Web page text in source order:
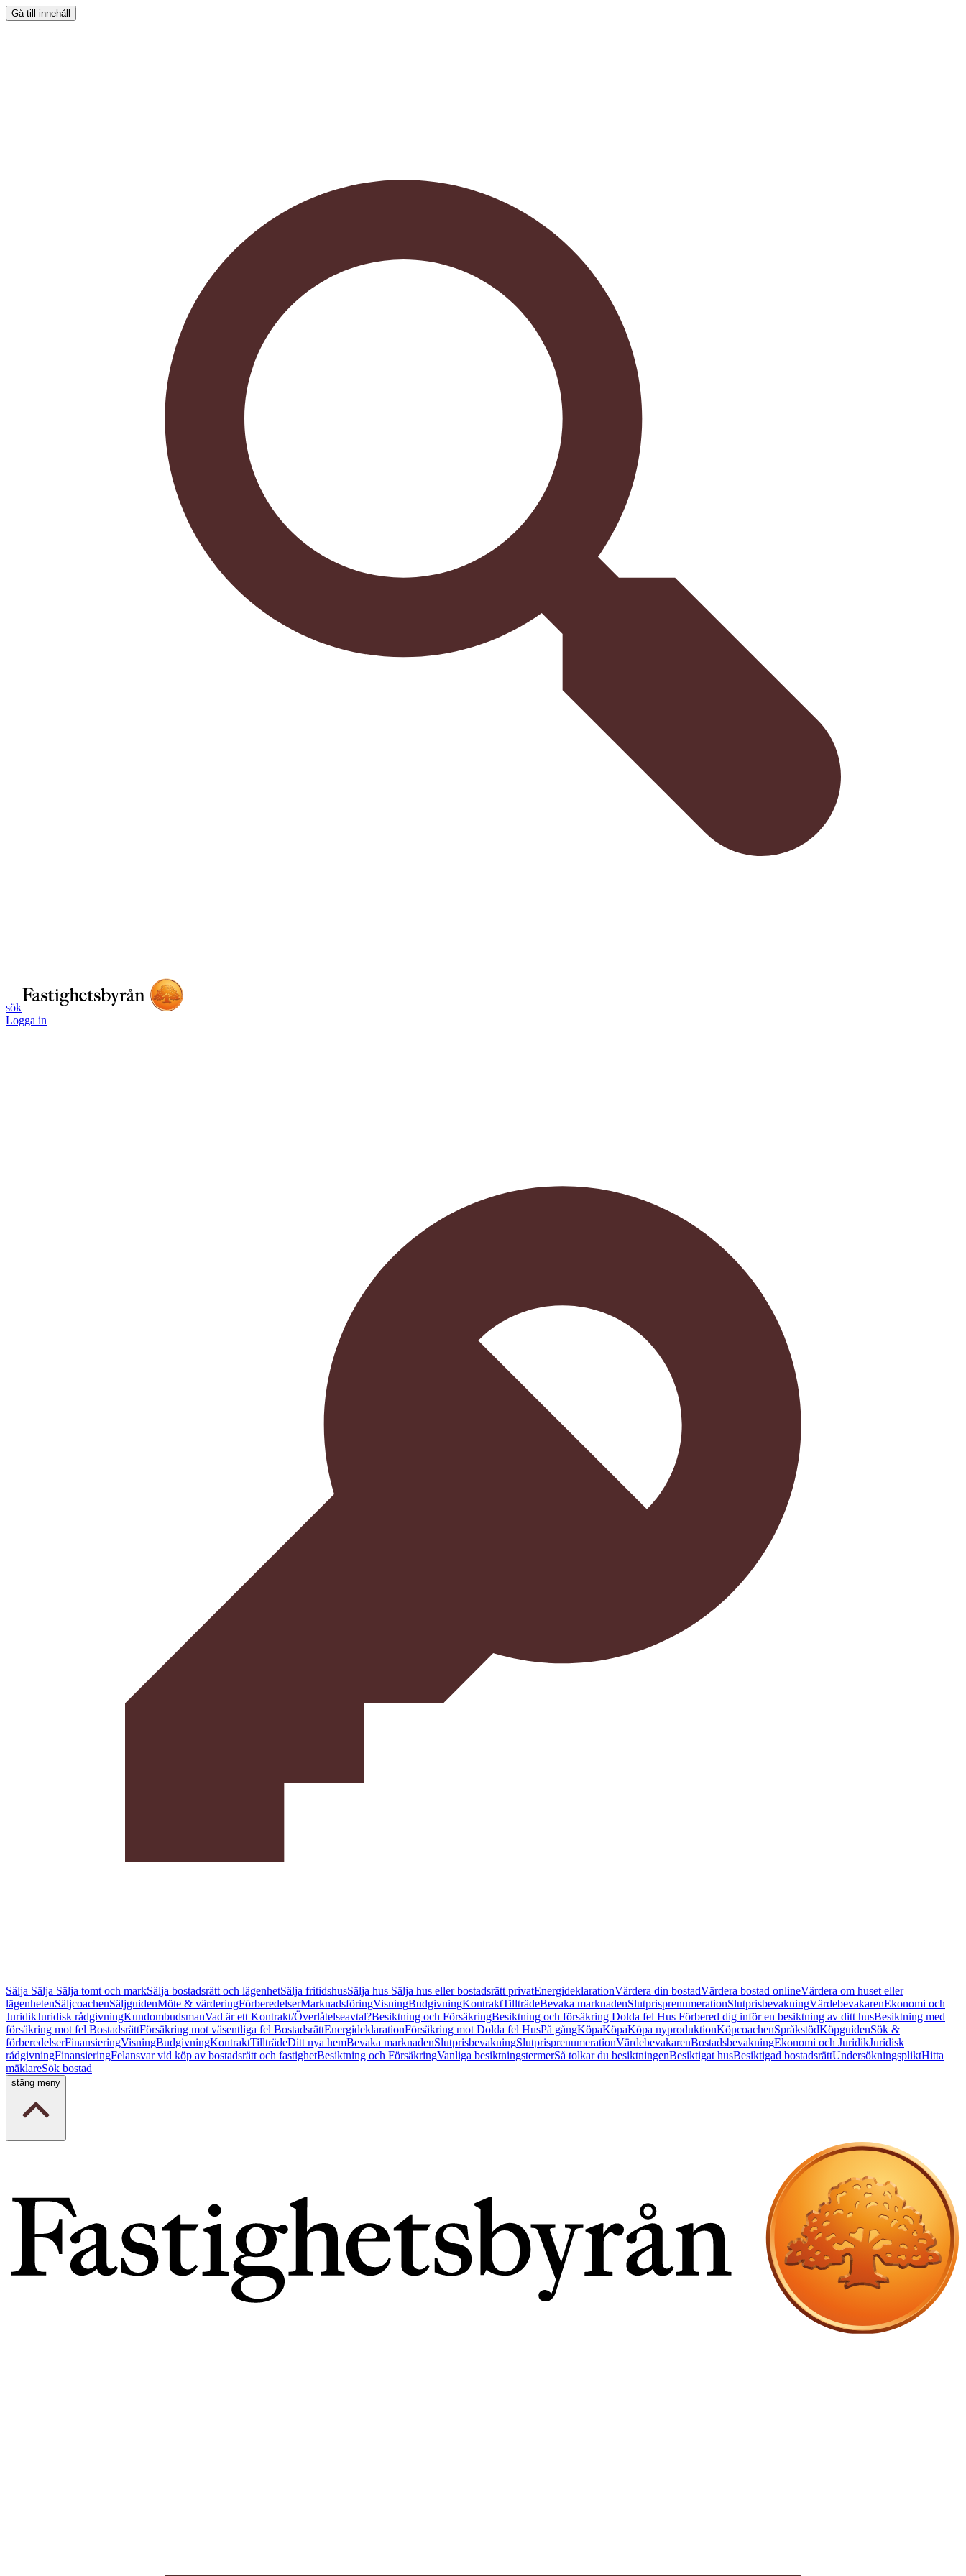
Gå till innehåll
sök
Logga in
Sälja Sälja Sälja tomt och markSälja bostadsrätt och lägenhetSälja fritidshusSälja hus Sälja hus eller bostadsrätt privatEnergideklarationVärdera din bostadVärdera bostad onlineVärdera om huset eller
lägenhetenSäljcoachenSäljguidenMöte & värderingFörberedelserMarknadsföringVisningBudgivningKontraktTillträdeBevaka marknadenSlutprisprenumerationSlutprisbevakningVärdebevakarenEkonomi och
JuridikJuridisk rådgivningKundombudsmanVad är ett Kontrakt/Överlåtelseavtal?Besiktning och FörsäkringBesiktning och försäkring Dolda fel Hus Förbered dig inför en besiktning av ditt husBesiktning med
försäkring mot fel BostadsrättFörsäkring mot väsentliga fel BostadsrättEnergideklarationFörsäkring mot Dolda fel HusPå gångKöpaKöpaKöpa nyproduktionKöpcoachenSpråkstödKöpguidenSök &
förberedelserFinansieringVisningBudgivningKontraktTillträdeDitt nya hemBevaka marknadenSlutprisbevakningSlutprisprenumerationVärdebevakarenBostadsbevakningEkonomi och JuridikJuridisk
rådgivningFinansieringFelansvar vid köp av bostadsrätt och fastighetBesiktning och FörsäkringVanliga besiktningstermerSå tolkar du besiktningenBesiktigat husBesiktigad bostadsrättUndersökningspliktHitta
mäklareSök bostad
stäng meny